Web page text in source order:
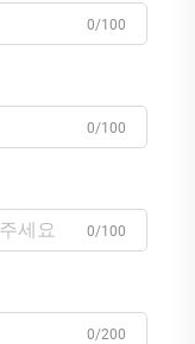
0/100
0/100
0/100
0/200